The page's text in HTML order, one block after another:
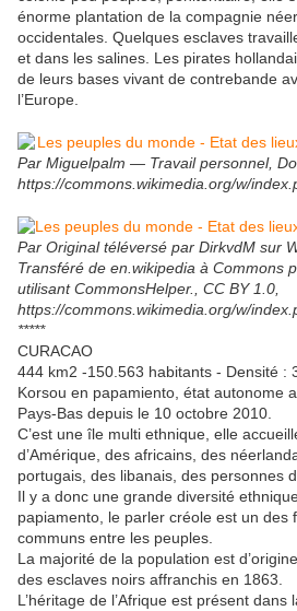
énorme plantation de la compagnie
occidentales. Quelques esclaves
et dans les salines. Les pirates
de leurs bases vivant de contrebande
l’Europe.
Par Miguelpalm — Travail personnel,
https://commons.wikimedia.org/w/
Par Original téléversé par DirkvdM sur
Transféré de en.wikipedia à Commons
utilisant CommonsHelper., CC BY 1.0,
https://commons.wikimedia.org/w/
*****
CURACAO
444 km2 -150.563 habitants - Densité :
Korsou en papamiento, état autonome
Pays-Bas depuis le 10 octobre 2010.
C’est une île multi ethnique, elle
d’Amérique, des africains, des
portugais, des libanais, des personnes
Il y a donc une grande diversité
papiamento, le parler créole est un des
communs entre les peuples.
La majorité de la population est
des esclaves noirs affranchis en 1863.
L’héritage de l’Afrique est présent